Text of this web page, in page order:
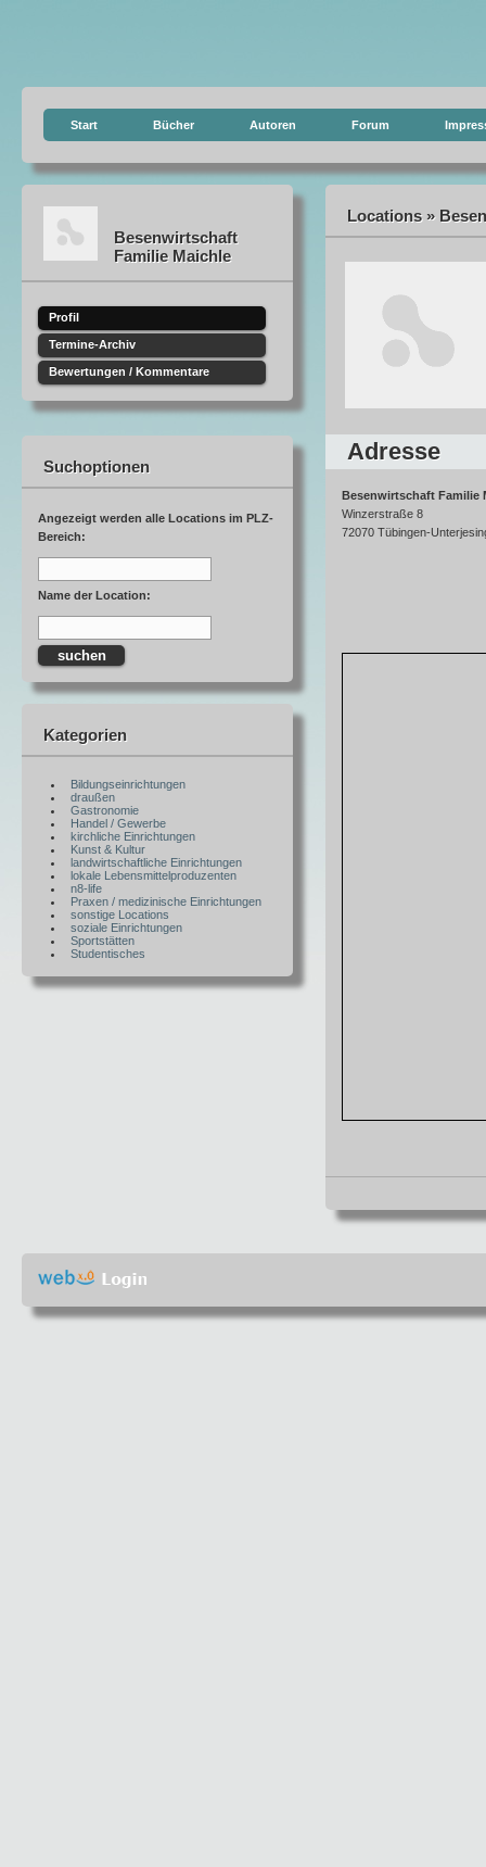
Start Bücher Autoren Forum
Besenwirtschaft
Familie Maichle
Profil
Termine-Archiv
Bewertungen / Kommentare
Suchoptionen
Angezeigt werden alle Locations im PLZ-
Bereich:
Name der Location:
Kategorien
Bildungseinrichtungen
draußen
Gastronomie
Handel / Gewerbe
kirchliche Einrichtungen
Kunst & Kultur
landwirtschaftliche Einrichtungen
lokale Lebensmittelproduzenten
n8-life
Praxen / medizinische Einrichtungen
sonstige Locations
soziale Einrichtungen
Sportstätten
Studentisches
Locations »
Adresse
Besenwirtschaft Familie
Winzerstraße 8
72070 Tübingen-